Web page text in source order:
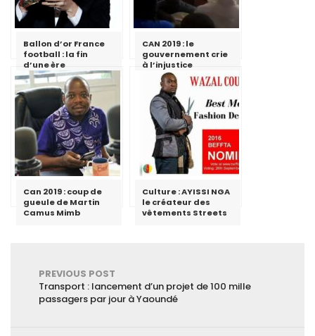
Ballon d’or France
football : la fin
d’une ère
CAN 2019 : le
gouvernement crie
à l’injustice
Can 2019 : coup de
gueule de Martin
Camus Mimb
Culture : AYISSI NGA
le créateur des
vêtements Streets
PREVIOUS POST
Transport : lancement d’un projet de 100 mille
passagers par jour à Yaoundé